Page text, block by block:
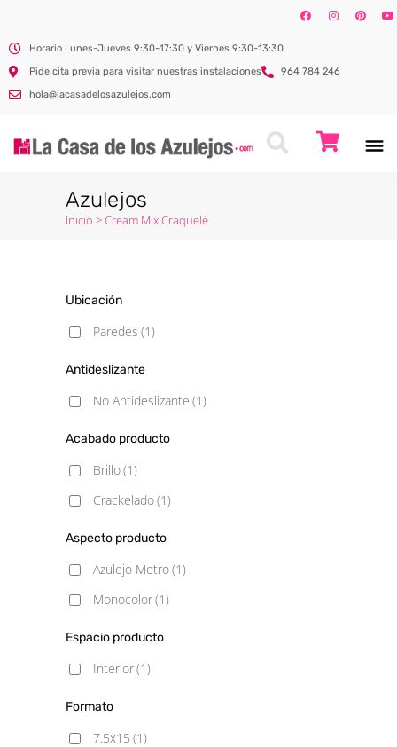
Horario Lunes-Jueves 9:30-17:30 y Viernes 9:30-13:30
Pide cita previa para visitar nuestras instalaciones
964 784 246
hola@lacasadelosazulejos.com
Azulejos
Inicio >Cream Mix Craquelé
Ubicación
Paredes (1)
Antideslizante
No Antideslizante (1)
Acabado producto
Brillo(1)
Crackelado(1)
Aspecto producto
Azulejo Metro(1)
Monocolor(1)
Espacio producto
Interior(1)
Formato
7.5x15 (1)